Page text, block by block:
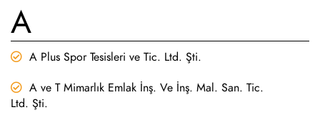
A
A Plus Spor Tesisleri ve Tic. Ltd. Şti.
A ve T Mimarlık Emlak İnş. Ve İnş. Mal. San. Tic.
Ltd. Şti.